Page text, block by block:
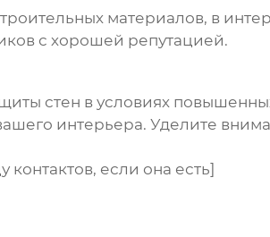
материалов, в
с хорошей репутацией.
стен в условиях
интерьера. Уделите
если она есть]